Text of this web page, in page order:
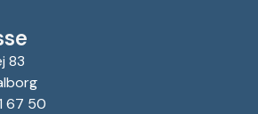
83
67 50